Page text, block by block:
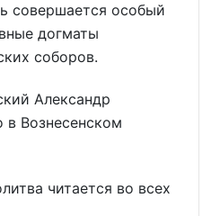
совершается особый
догматы
соборов.
Александр
в Вознесенском
читается во всех